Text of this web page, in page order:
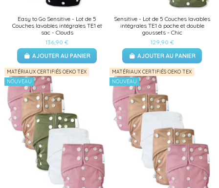
Easy to Go Sensitive - Lot de 5
Couches lavables intégrales TE1 et
sac - Clouds
136,90 €
AJOUTER AU PANIER
Sensitive - Lot de 5 Couches lavables
intégrales TE1 à poche et double
goussets - Chic
129,90 €
AJOUTER AU PANIER
MATÉRIAUX CERTIFIÉS OEKO TEX
NOUVEAU
MATÉRIAUX CERTIFIÉS OEKO TEX
NOUVEAU